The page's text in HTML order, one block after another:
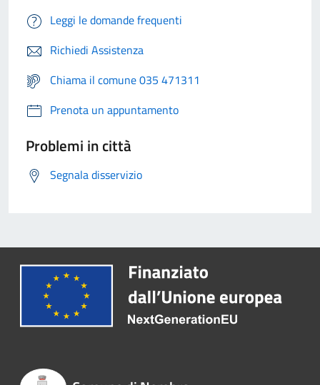
Leggi le domande frequenti
Richiedi Assistenza
Chiama il comune 035 471311
Prenota un appuntamento
Problemi in città
Segnala disservizio